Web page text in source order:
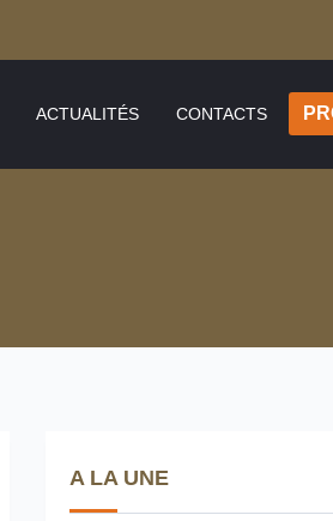
ACTUALITÉS CONTACTS
A LA UNE